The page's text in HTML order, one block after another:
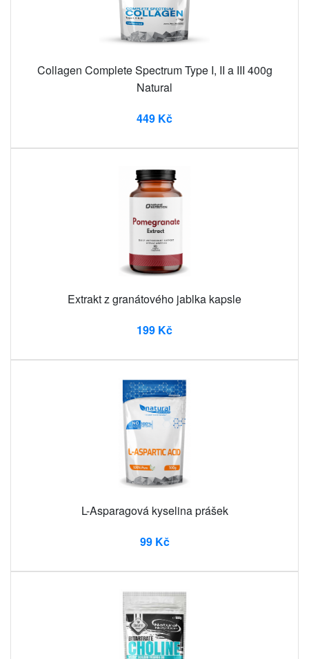
Collagen Complete Spectrum Type I, II a III 400g
Natural
449 Kč
Extrakt z granátového jablka kapsle
199 Kč
L-Asparagová kyselina prášek
99 Kč